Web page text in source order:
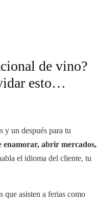
de vino?
esto…
y un después para tu
enamorar, abrir mercados,
el idioma del cliente, tu
asisten a ferias como